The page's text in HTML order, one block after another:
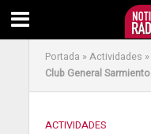
Portada »Actividades »
Club General Sarmiento
ACTIVIDADES